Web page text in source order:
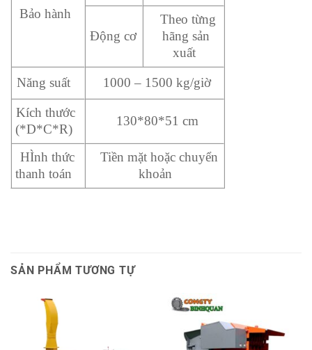
Bảo hành
Động cơ
Theo từng
hãng sản
xuất
Năng suất 1000 – 1500 kg/giờ
Kích thước
(*D*C*R)
130*80*51 cm
HÌnh thức
thanh toán
Tiền mặt hoặc chuyển
khoản
SẢN PHẨM TƯƠNG TỰ